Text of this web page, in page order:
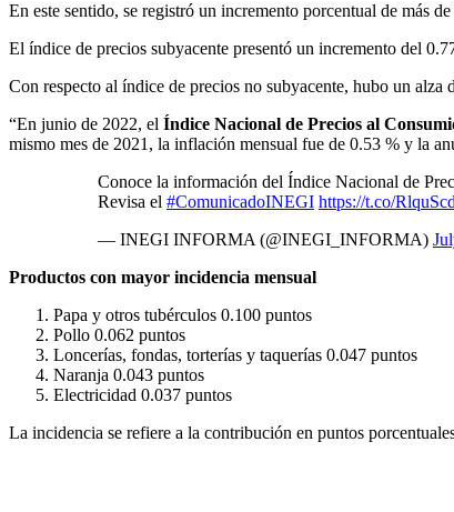
En este sentido, se registró un incremento porcentual de más
El índice de precios subyacente presentó un incremento del
Con respecto al índice de precios no subyacente, hubo un alza
“En junio de 2022, el Índice Nacional de Precios al
mismo mes de 2021, la inflación mensual fue de 0.53 % y la
Conoce la información del Índice Nacional de
Revisa el #ComunicadoINEGI https://t.co/
— INEGI INFORMA (@INEGI_INFORMA)
Productos con mayor incidencia mensual
Papa y otros tubérculos 0.100 puntos
Pollo 0.062 puntos
Loncerías, fondas, torterías y taquerías 0.047 puntos
Naranja 0.043 puntos
Electricidad 0.037 puntos
La incidencia se refiere a la contribución en puntos